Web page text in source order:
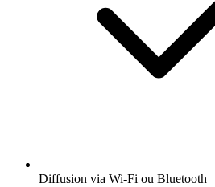
Diffusion via Wi-Fi ou Bluetooth